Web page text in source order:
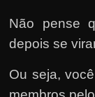
Não pense
depois se
Ou seja,